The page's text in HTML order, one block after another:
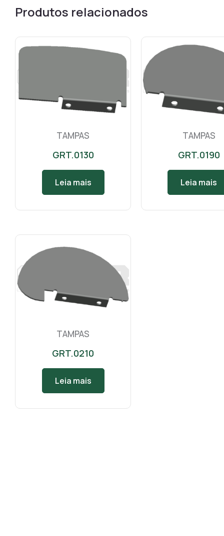
Produtos relacionados
TAMPAS
GRT.0130
Leia mais
TAMPAS
GRT.0190
Leia mais
TAMPAS
GRT.0210
Leia mais